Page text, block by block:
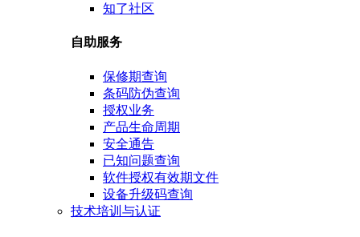
知了社区
自助服务
保修期查询
条码防伪查询
授权业务
产品生命周期
安全通告
已知问题查询
软件授权有效期文件
设备升级码查询
技术培训与认证